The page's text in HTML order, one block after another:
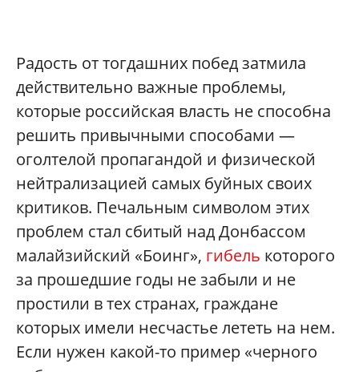
Радость от тогдашних побед затмила
действительно важные проблемы,
которые российская власть не способна
решить привычными способами —
оголтелой пропагандой и физической
нейтрализацией самых буйных своих
критиков. Печальным символом этих
проблем стал сбитый над Донбассом
малайзийский «Боинг», гибель которого
за прошедшие годы не забыли и не
простили в тех странах, граждане
которых имели несчастье лететь на нем.
Если нужен какой-то пример «черного